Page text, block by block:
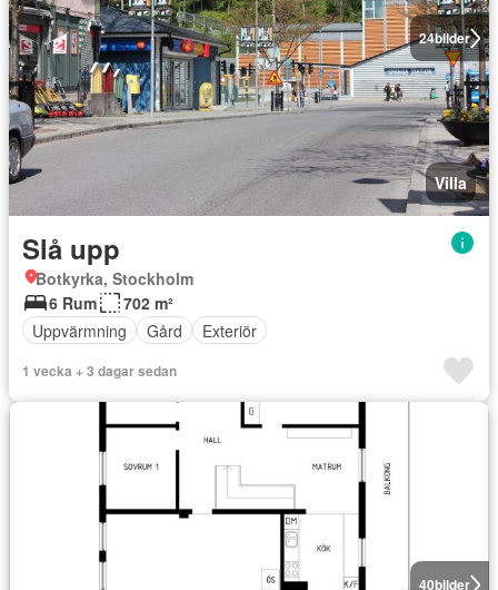
24bilder
Villa
Slå upp
Botkyrka, Stockholm
6 Rum
702 m²
Uppvärmning
Gård Exteriör
1 vecka + 3 dagar sedan
40bilder